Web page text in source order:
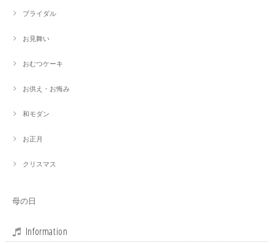
ブライダル
お見舞い
おむつケーキ
お供え・お悔み
和モダン
お正月
クリスマス
母の日
Information